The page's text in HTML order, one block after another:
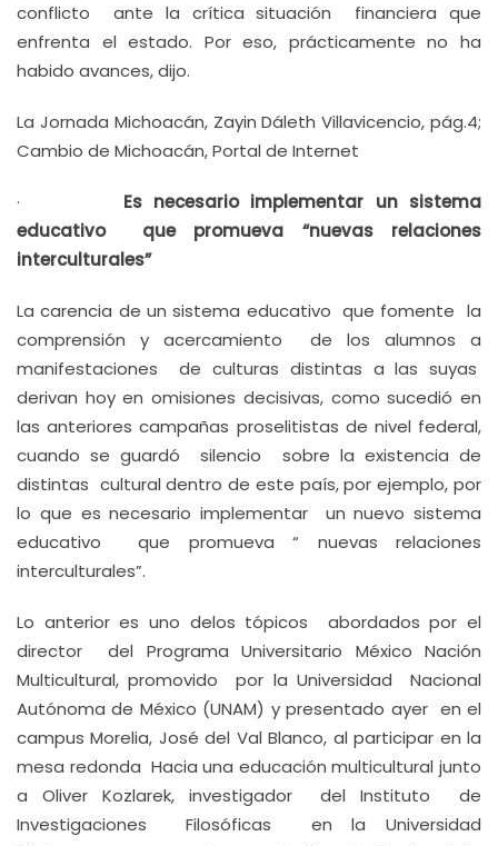
conflicto ante la crítica situación financiera que
enfrenta el estado. Por eso, prácticamente no ha
habido avances, dijo.
La Jornada Michoacán, Zayin Dáleth Villavicencio, pág.4;
Cambio de Michoacán, Portal de Internet
· Es necesario implementar un sistema
educativo que promueva “nuevas relaciones
interculturales”
La carencia de un sistema educativo que fomente la
comprensión y acercamiento de los alumnos a
manifestaciones de culturas distintas a las suyas
derivan hoy en omisiones decisivas, como sucedió en
las anteriores campañas proselitistas de nivel federal,
cuando se guardó silencio sobre la existencia de
distintas cultural dentro de este país, por ejemplo, por
lo que es necesario implementar un nuevo sistema
educativo que promueva “ nuevas relaciones
interculturales”.
Lo anterior es uno delos tópicos abordados por el
director del Programa Universitario México Nación
Multicultural, promovido por la Universidad Nacional
Autónoma de México (UNAM) y presentado ayer en el
campus Morelia, José del Val Blanco, al participar en la
mesa redonda Hacia una educación multicultural junto
a Oliver Kozlarek, investigador del Instituto de
Investigaciones Filosóficas en la Universidad